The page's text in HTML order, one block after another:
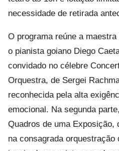
necessidade de retirada
O programa reúne a
o pianista goiano Diego
convidado no célebre
Orquestra, de Sergei
reconhecida pela alta
emocional. Na segunda
Quadros de uma Exposição,
na consagrada